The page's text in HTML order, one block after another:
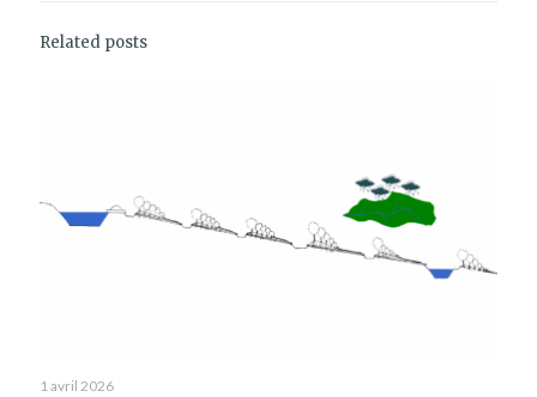
Related posts
1 avril 2026